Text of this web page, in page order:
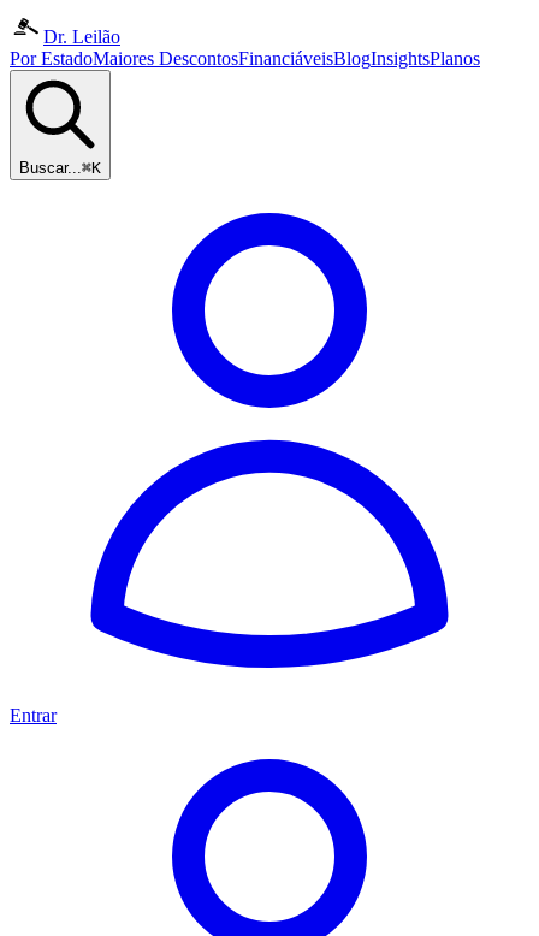
Dr. Leilão
Por EstadoMaiores DescontosFinanciáveisBlogInsightsPlanos
Buscar...⌘K
Entrar